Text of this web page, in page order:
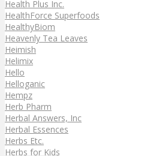
Health Plus Inc.
HealthForce Superfoods
HealthyBiom
Heavenly Tea Leaves
Heimish
Helimix
Hello
Helloganic
Hempz
Herb Pharm
Herbal Answers, Inc
Herbal Essences
Herbs Etc.
Herbs for Kids